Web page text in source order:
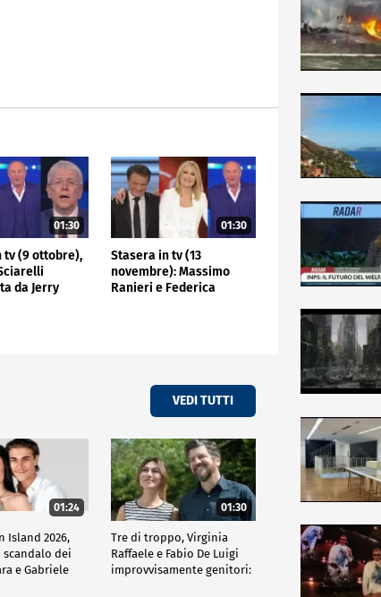
01:30
tv (9 ottobre),
da Jerry
01:30
Stasera in tv (13
novembre): Massimo
Ranieri e Federica
VEDI TUTTI
01:24
Island 2026,
dei
e Gabriele
01:30
Tre di troppo, Virginia
Raffaele e Fabio De Luigi
improvvisamente genitori: